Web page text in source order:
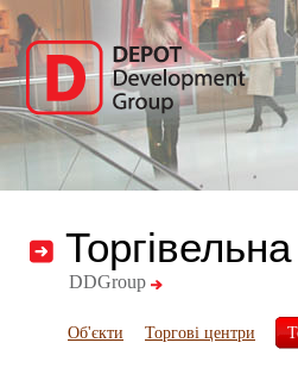
DDGroup
Об'єкти Торгові центри